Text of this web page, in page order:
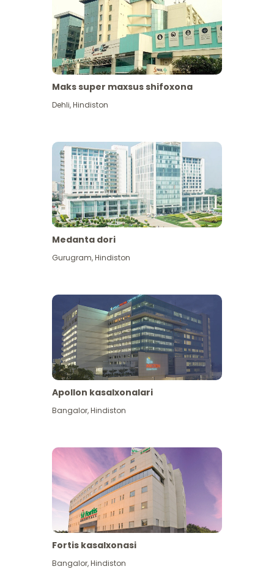
Maks super maxsus shifoxona
Dehli,Hindiston
Medanta dori
Gurugram,Hindiston
Apollon kasalxonalari
Bangalor,Hindiston
Fortis kasalxonasi
Bangalor,Hindiston